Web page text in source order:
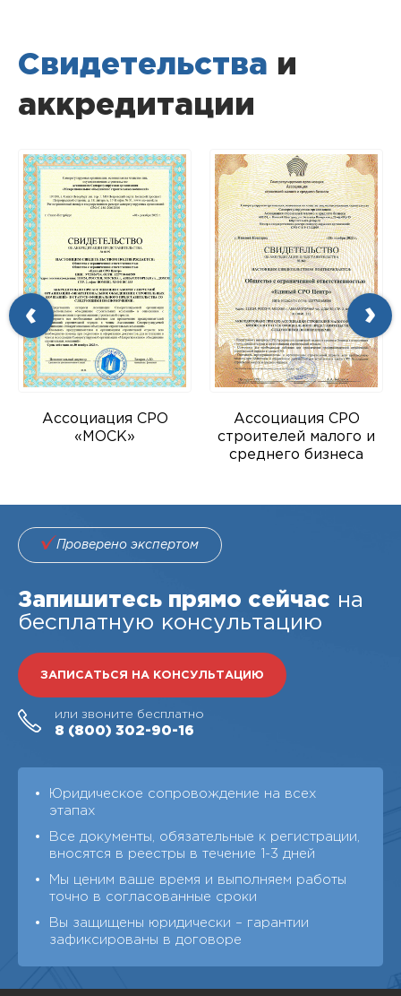
Свидетельства и
аккредитации
Ассоциация СРО
«МОСК»
Ассоциация СРО
строителей малого и
среднего бизнеса
Проверено экспертом
Запишитесь прямо сейчас на
бесплатную консультацию
ЗАПИСАТЬСЯ НА КОНСУЛЬТАЦИЮ
или звоните бесплатно
8 (800) 302-90-16
Юридическое сопровождение на всех
этапах
Все документы, обязательные к регистрации,
вносятся в реестры в течение 1-3 дней
Мы ценим ваше время и выполняем работы
точно в согласованные сроки
Вы защищены юридически – гарантии
зафиксированы в договоре